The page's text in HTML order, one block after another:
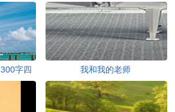
字四
我和我的老师